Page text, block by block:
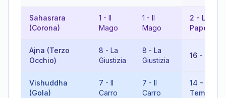
Sahasrara
(Corona)
1 - Il
Mago
1 - Il
Mago
2 - La
Papessa
Ajna (Terzo
Occhio)
8 - La
Giustizia
8 - La
Giustizia
16 -
Vishuddha
(Gola)
7 - Il
Carro
7 - Il
Carro
14 -